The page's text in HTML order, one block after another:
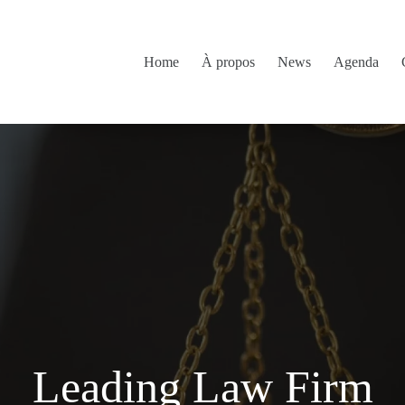
Home
À propos News Agenda
Leading Law Firm